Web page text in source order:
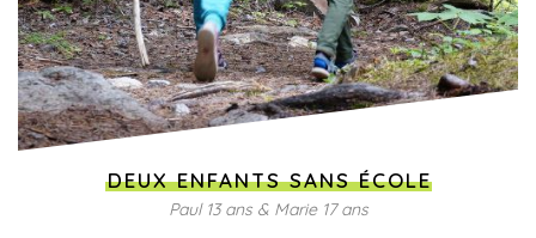
DEUX ENFANTS SANS ÉCOLE
Paul 13 ans & Marie 17 ans